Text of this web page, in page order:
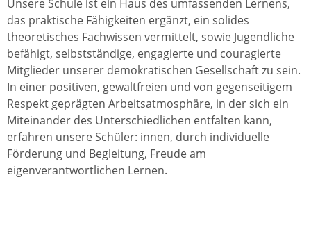
Unsere Schule ist ein Haus des umfassenden Lernens,
das praktische Fähigkeiten ergänzt, ein solides
theoretisches Fachwissen vermittelt, sowie Jugendliche
befähigt, selbstständige, engagierte und couragierte
Mitglieder unserer demokratischen Gesellschaft zu sein.
In einer positiven, gewaltfreien und von gegenseitigem
Respekt geprägten Arbeitsatmosphäre, in der sich ein
Miteinander des Unterschiedlichen entfalten kann,
erfahren unsere Schüler: innen, durch individuelle
Förderung und Begleitung, Freude am
eigenverantwortlichen Lernen.